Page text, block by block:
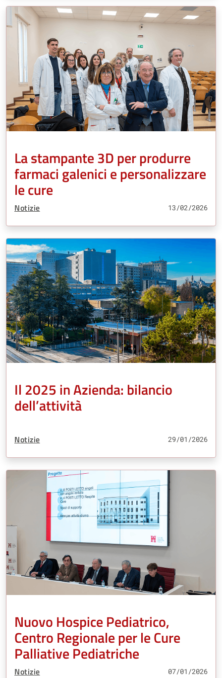
La stampante 3D per produrre
farmaci galenici e personalizzare
le cure
Tipo Contenuto:
Notizie 13/02/2026
Il 2025 in Azienda: bilancio
dell’attività
Tipo Contenuto:
Notizie 29/01/2026
Nuovo Hospice Pediatrico,
Centro Regionale per le Cure
Palliative Pediatriche
Tipo Contenuto:
Notizie 07/01/2026